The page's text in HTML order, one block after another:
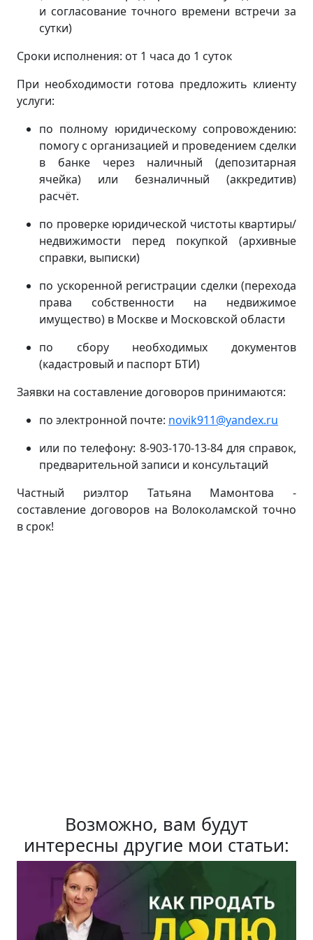
и согласование точного времени встречи за
сутки)
Сроки исполнения: от 1 часа до 1 суток
При необходимости готова предложить клиенту
услуги:
по полному юридическому сопровождению:
помогу с организацией и проведением сделки
в банке через наличный (депозитарная
ячейка) или безналичный (аккредитив)
расчёт.
по проверке юридической чистоты квартиры/
недвижимости перед покупкой (архивные
справки, выписки)
по ускоренной регистрации сделки (перехода
права собственности на недвижимое
имущество) в Москве и Московской области
по сбору необходимых документов
(кадастровый и паспорт БТИ)
Заявки на составление договоров принимаются:
по электронной почте: novik911@yandex.ru
или по телефону: 8-903-170-13-84 для справок,
предварительной записи и консультаций
Частный риэлтор Татьяна Мамонтова -
составление договоров на Волоколамской точно
в срок!
Возможно, вам будут
интересны другие мои статьи: